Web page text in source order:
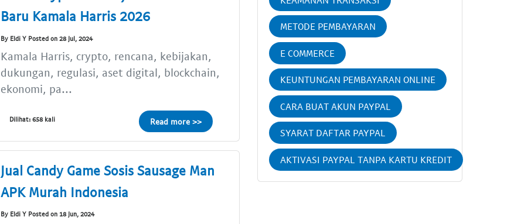
Baru Kamala Harris 2026
By Eldi Y Posted on 28 Jul, 2024
Kamala Harris, crypto, rencana, kebijakan,
dukungan, regulasi, aset digital, blockchain,
ekonomi, pa...
Dilihat: 658 kali Read more >>
Jual Candy Game Sosis Sausage Man
APK Murah Indonesia
By Eldi Y Posted on 18 Jun, 2024
METODE PEMBAYARAN
E COMMERCE
KEUNTUNGAN PEMBAYARAN ONLINE
CARA BUAT AKUN PAYPAL
SYARAT DAFTAR PAYPAL
AKTIVASI PAYPAL TANPA KARTU KREDIT